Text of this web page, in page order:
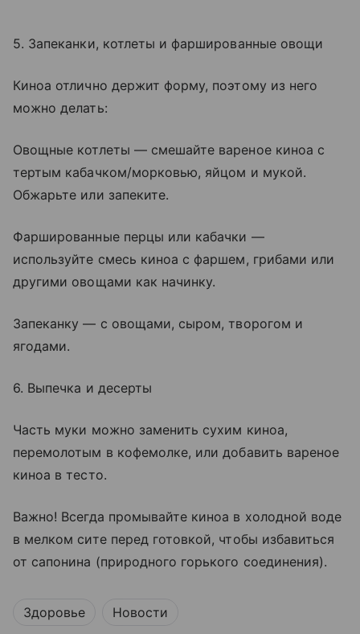
5. Запеканки, котлеты и фаршированные овощи
Киноа отлично держит форму, поэтому из него
можно делать:
Овощные котлеты — смешайте вареное киноа с
тертым кабачком/морковью, яйцом и мукой.
Обжарьте или запеките.
Фаршированные перцы или кабачки —
используйте смесь киноа с фаршем, грибами или
другими овощами как начинку.
Запеканку — с овощами, сыром, творогом и
ягодами.
6. Выпечка и десерты
Часть муки можно заменить сухим киноа,
перемолотым в кофемолке, или добавить вареное
киноа в тесто.
Важно! Всегда промывайте киноа в холодной воде
в мелком сите перед готовкой, чтобы избавиться
от сапонина (природного горького соединения).
Здоровье Новости